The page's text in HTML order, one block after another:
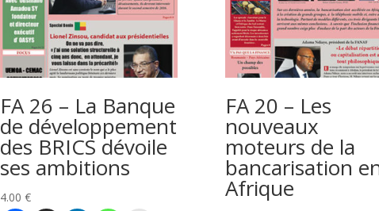
FA 26 – La Banque
de développement
des BRICS dévoile
ses ambitions
4.00 €
FA 20 – Les
nouveaux
moteurs de la
bancarisation
Afrique